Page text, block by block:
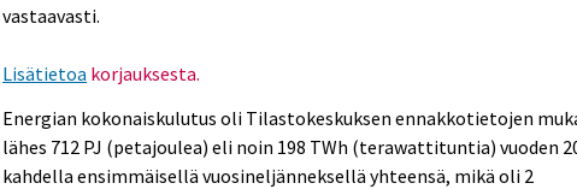
vastaavasti.
Lisätietoa korjauksesta.
Energian kokonaiskulutus oli Tilastokeskuksen ennakkotietojen
lähes 712 PJ (petajoulea) eli noin 198 TWh (terawattituntia) vuoden
kahdella ensimmäisellä vuosineljänneksellä yhteensä, mikä oli 2